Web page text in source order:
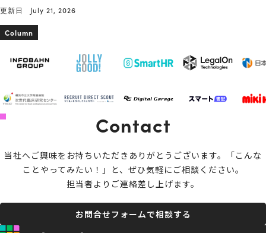
更新日 July 21, 2026
Column
Contact
当社へご興味をお持ちいただきありがとうございます。
「こんな
ことやってみたい！」と、ぜひ気軽にご相談ください。
担当者よりご連絡差し上げます。
お問合せフォームで相談する